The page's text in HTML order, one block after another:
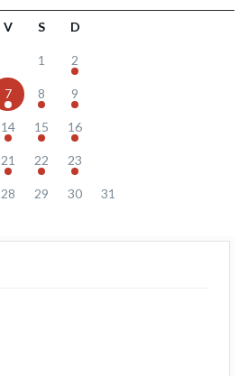
V S D
1 2
7 8 9
14 15 16
21 22 23
28 29 30 31